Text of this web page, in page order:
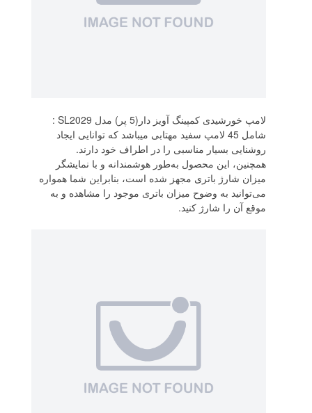
لامپ خورشیدی کمپینگ آویز دار(5 پر) مدل SL2029 :
شامل 45 لامپ سفید مهتابی میباشد که توانایی ایجاد
روشنایی بسیار مناسبی را در اطراف خود دارند.
همچنین، این محصول به‌طور هوشمندانه و با نمایشگر
میزان شارژ باتری مجهز شده است، بنابراین شما همواره
می‌توانید به وضوح میزان باتری موجود را مشاهده و به
موقع آن را شارژ کنید.